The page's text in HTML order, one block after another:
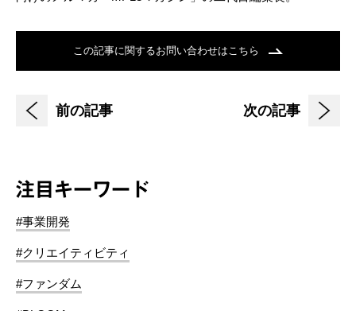
この記事に関するお問い合わせはこちら
前の記事 次の記事
注目キーワード
#事業開発
#クリエイティビティ
#ファンダム